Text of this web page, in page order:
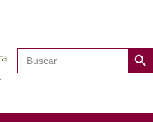
Buscar: Botón